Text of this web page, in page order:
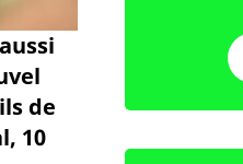
de
10